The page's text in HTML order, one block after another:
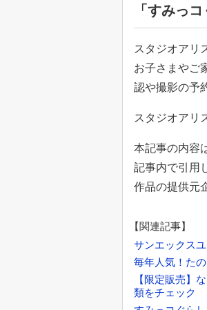
「すみっ
スタジオアリ
お子さまやご
認や撮影の予
スタジオアリ
本記事の内容
記事内で引用
作品の提供元
【関連記事】
サンエックス
毎年人気！た
【限定販売】
類をチェック